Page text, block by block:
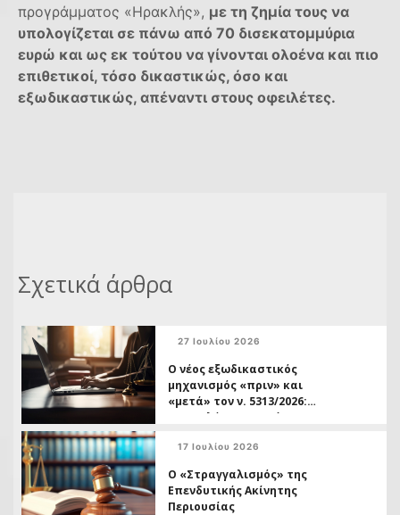
προγράμματος «Ηρακλής», με τη ζημία τους να
υπολογίζεται σε πάνω από 70 δισεκατομμύρια
ευρώ και ως εκ τούτου να γίνονται ολοένα και πιο
επιθετικοί, τόσο δικαστικώς, όσο και
εξωδικαστικώς, απέναντι στους οφειλέτες.
Σχετικά άρθρα
27 Ιουλίου 2026
Ο νέος εξωδικαστικός
μηχανισμός «πριν» και
«μετά» τον ν. 5313/2026:
Ο οφειλέτης ως τρίτος
δικαστικής προστασίας
17 Ιουλίου 2026
Ο «Στραγγαλισμός» της
Επενδυτικής Ακίνητης
Περιουσίας